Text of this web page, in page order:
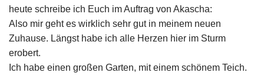
heute schreibe ich Euch im Auftrag von Akascha:
Also mir geht es wirklich sehr gut in meinem neuen
Zuhause. Längst habe ich alle Herzen hier im Sturm
erobert.
Ich habe einen großen Garten, mit einem schönem Teich.